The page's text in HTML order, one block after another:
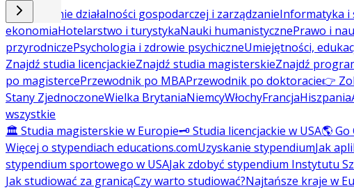
Prowadzenie działalności gospodarczej i zarządzanieInformatyka i
ekonomiaHotelarstwo i turystykaNauki humanistycznePrawo i
przyrodniczePsychologia i zdrowie psychiczneUmiejętności,
Znajdź studia licencjackieZnajdź studia magisterskieZnajdź
po magistercePrzewodnik po MBAPrzewodnik po doktoracie👉
Stany ZjednoczoneWielka BrytaniaNiemcyWłochyFrancjaHiszpania
wszystkie
🏛️ Studia magisterskie w Europie🗝️ Studia licencjackie w USA🌎
Więcej o stypendiach educations.comUzyskanie stypendiumJak
stypendium sportowego w USAJak zdobyć stypendium Instytutu
Jak studiować za granicąCzy warto studiować?Najtańsze kraje w